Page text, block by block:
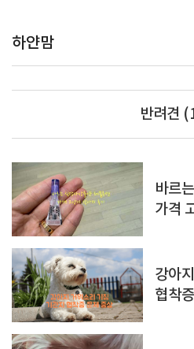
하얀맘
반려견
바르
가격
강아
협착